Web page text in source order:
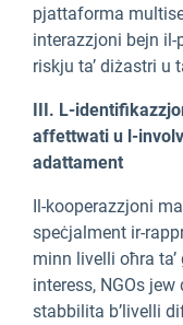
pjattaforma
interazzjoni bejn
riskju ta’ diżastri
III. L-
affettwati u l-
adattament
Il-kooperazzjoni
speċjalment ir-
minn livelli oħra
interess, NGOs
stabbilita b’livelli